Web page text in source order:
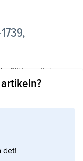
fältkansliet.
han
Han tog aktiv
1712 års
det!